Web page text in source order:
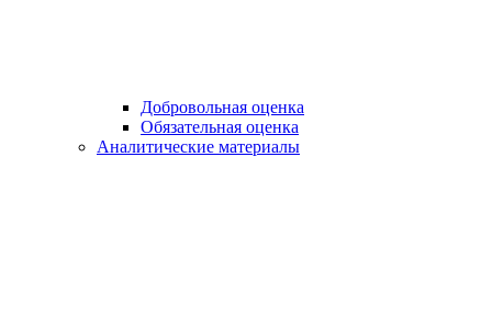
Добровольная оценка
Обязательная оценка
Аналитические материалы